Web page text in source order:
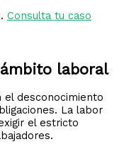
Consulta tu caso
ámbito laboral
el desconocimiento
La labor
el estricto